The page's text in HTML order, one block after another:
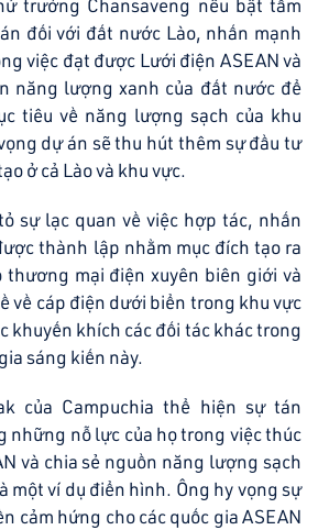
đối với đất nước Lào, nhấn mạnh
việc đạt được Lưới điện ASEAN và
năng lượng xanh của đất nước để
tiêu về năng lượng sạch của khu
dự án sẽ thu hút thêm sự đầu tư
ở cả Lào và khu vực.
sự lạc quan về việc hợp tác, nhấn
thành lập nhằm mục đích tạo ra
thương mại điện xuyên biên giới và
về cáp điện dưới biển trong khu vực
khuyến khích các đối tác khác trong
sáng kiến này.
của Campuchia thể hiện sự tán
những nỗ lực của họ trong việc thúc
và chia sẻ nguồn năng lượng sạch
một ví dụ điển hình. Ông hy vọng sự
cảm hứng cho các quốc gia ASEAN